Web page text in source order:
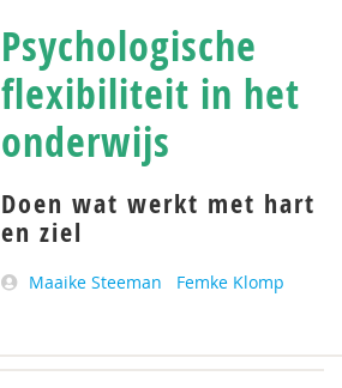
Psychologische
flexibiliteit in het
onderwijs
Doen wat werkt met hart
en ziel
Maaike Steeman Femke Klomp